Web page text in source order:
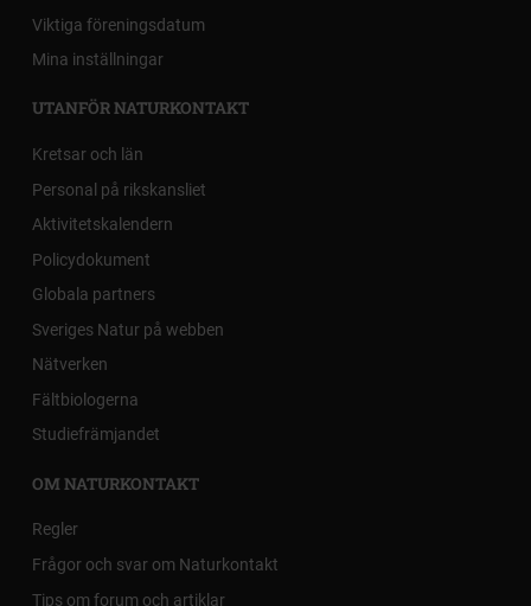
Viktiga föreningsdatum
Mina inställningar
UTANFÖR NATURKONTAKT
Kretsar och län
Personal på rikskansliet
Aktivitetskalendern
Policydokument
Globala partners
Sveriges Natur på webben
Nätverken
Fältbiologerna
Studiefrämjandet
OM NATURKONTAKT
Regler
Frågor och svar om Naturkontakt
Tips om forum och artiklar